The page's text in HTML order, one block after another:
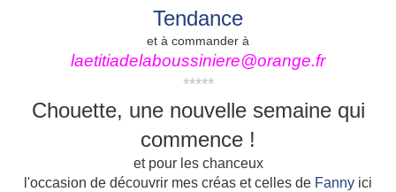
Tendance
et à commander à
laetitiadelaboussiniere@orange.fr
*****
Chouette, une nouvelle semaine qui
commence !
et pour les chanceux
l'occasion de découvrir mes créas et celles de Fanny ici